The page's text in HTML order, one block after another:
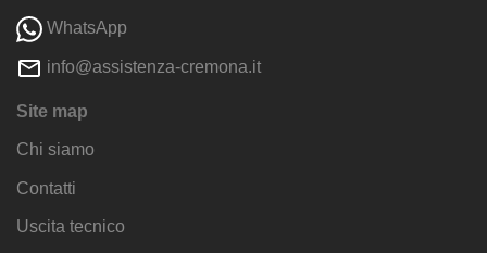
WhatsApp
info@assistenza-cremona.it
Site map
Chi siamo
Contatti
Uscita tecnico